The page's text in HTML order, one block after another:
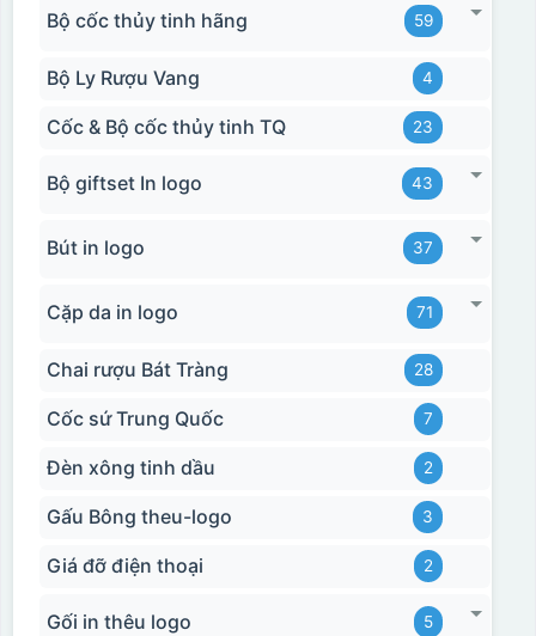
Bộ cốc thủy tinh hãng 59
Bộ Ly Rượu Vang 4
Cốc & Bộ cốc thủy tinh TQ 23
Bộ giftset In logo 43
Bút in logo 37
Cặp da in logo 71
Chai rượu Bát Tràng 28
Cốc sứ Trung Quốc 7
Đèn xông tinh dầu 2
Gấu Bông theu-logo 3
Giá đỡ điện thoại 2
Gối in thêu logo 5